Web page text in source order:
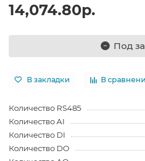
14,074.80р.
Под
В закладки В
Количество RS485
Количество AI
Количество DI
Количество DO